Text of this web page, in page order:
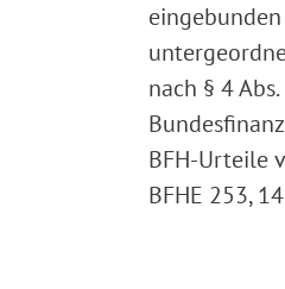
nach § 4
BFH-Urteile
BFHE 253,